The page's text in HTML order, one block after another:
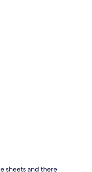
sheets and there